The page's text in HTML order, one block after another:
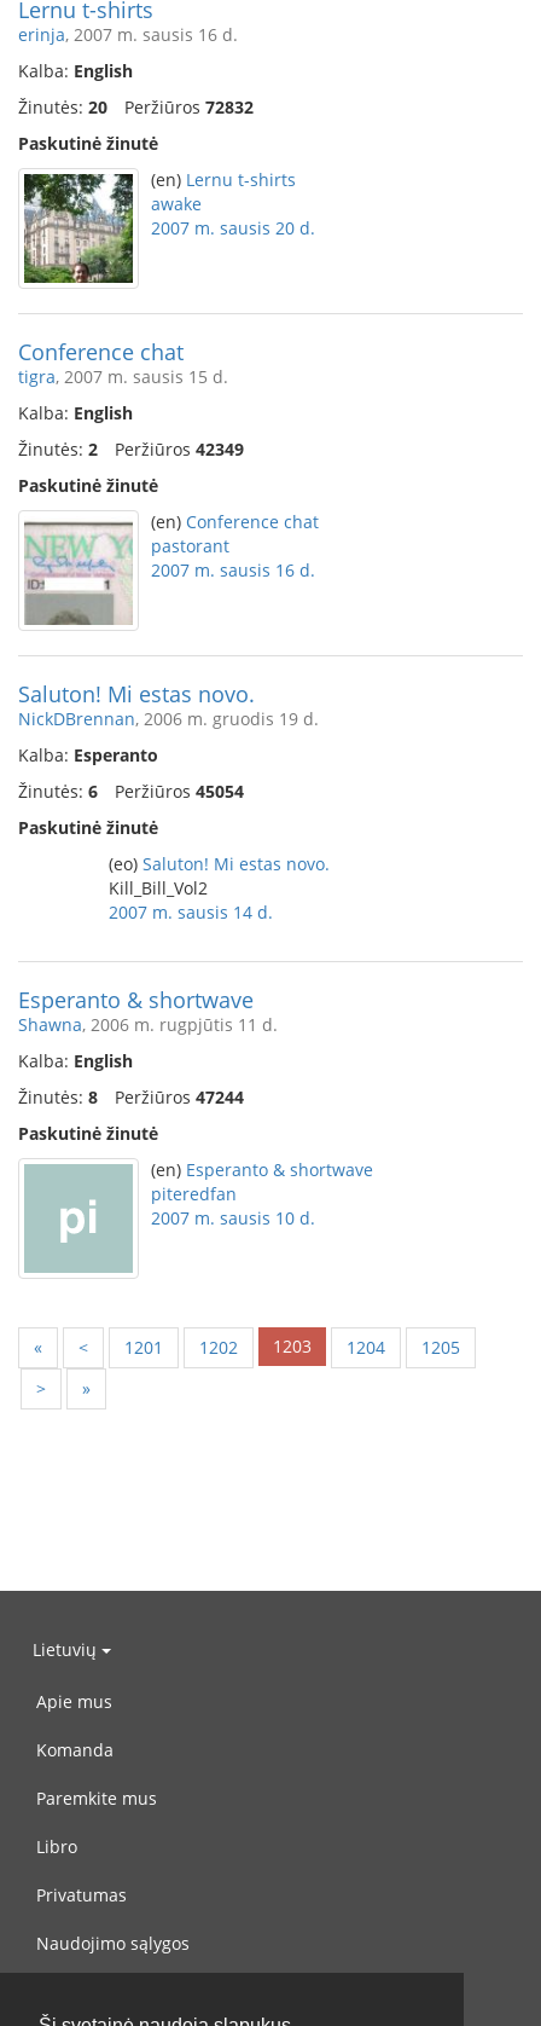
Lernu t-shirts
erinja, 2007 m. sausis 16 d.
Kalba: English
Žinutės: 20 Peržiūros 72832
Paskutinė žinutė
(en) Lernu t-shirts
awake
2007 m. sausis 20 d.
Conference chat
tigra, 2007 m. sausis 15 d.
Kalba: English
Žinutės: 2 Peržiūros 42349
Paskutinė žinutė
(en) Conference chat
pastorant
2007 m. sausis 16 d.
Saluton! Mi estas novo.
NickDBrennan, 2006 m. gruodis 19 d.
Kalba: Esperanto
Žinutės: 6 Peržiūros 45054
Paskutinė žinutė
(eo) Saluton! Mi estas novo.
Kill_Bill_Vol2
2007 m. sausis 14 d.
Esperanto & shortwave
Shawna, 2006 m. rugpjūtis 11 d.
Kalba: English
Žinutės: 8 Peržiūros 47244
Paskutinė žinutė
(en) Esperanto & shortwave
piteredfan
2007 m. sausis 10 d.
« < 1201 1202 1203 1204
1205
>
»
Lietuvių
Apie mus
Komanda
Paremkite mus
Libro
Privatumas
Naudojimo sąlygos